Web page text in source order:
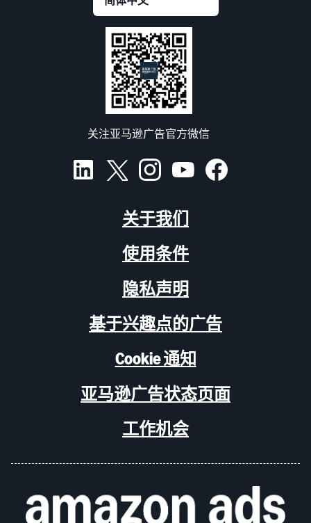
关注亚马逊广告官方微信
关于我们
使用条件
隐私声明
基于兴趣点的广告
Cookie 通知
亚马逊广告状态页面
工作机会